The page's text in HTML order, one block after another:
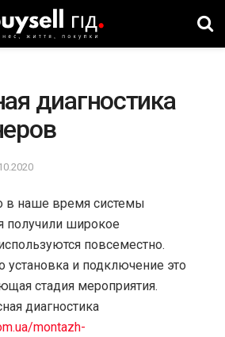
диагностика
в наше время системы
получили широкое
повсеместно.
установка и подключение это
стадия мероприятия.
диагностика
montazh-